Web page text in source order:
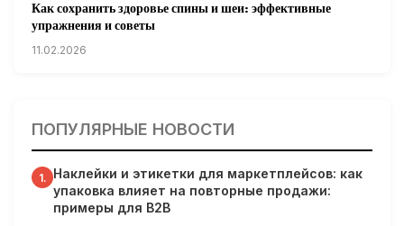
Как сохранить здоровье спины и шеи: эффективные
упражнения и советы
11.02.2026
31.01.2026
Гарвардские ученые обнаружили сеть лимфатических
сосудов в мозге человека и мышей
31.01.2026
ПОПУЛЯРНЫЕ НОВОСТИ
1. Наклейки и этикетки для маркетплейсов: как
упаковка влияет на повторные продажи:
примеры для B2B